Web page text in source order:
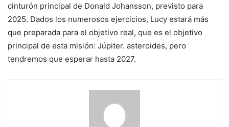
cinturón principal de Donald Johansson, previsto para
2025. Dados los numerosos ejercicios, Lucy estará más
que preparada para el objetivo real, que es el objetivo
principal de esta misión: Júpiter. asteroides, pero
tendremos que esperar hasta 2027.